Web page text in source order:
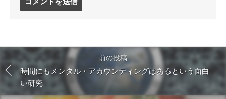
る
前の投稿
時間にもメンタル・アカウンティングはあるという面白
い研究